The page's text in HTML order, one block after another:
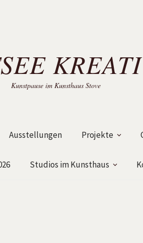
Kunstpause im Kunsthaus Stove
Ausstellungen Projekte
Studios im Kunsthaus